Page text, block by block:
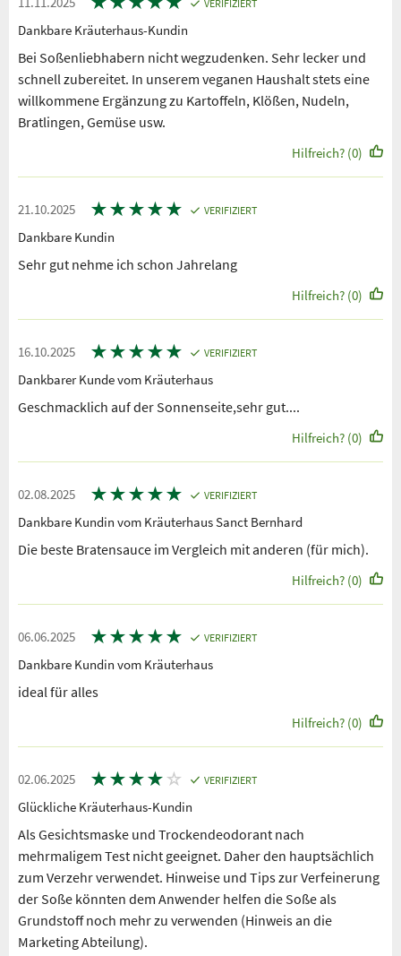
VERIFIZIERT
Dankbare Kräuterhaus-Kundin
Bei Soßenliebhabern nicht wegzudenken. Sehr lecker und
schnell zubereitet. In unserem veganen Haushalt stets eine
willkommene Ergänzung zu Kartoffeln, Klößen, Nudeln,
Bratlingen, Gemüse usw.
Hilfreich? (0)
21.10.2025 ★★★★★ VERIFIZIERT
Dankbare Kundin
Sehr gut nehme ich schon Jahrelang
Hilfreich? (0)
16.10.2025 ★★★★★ VERIFIZIERT
Dankbarer Kunde vom Kräuterhaus
Geschmacklich auf der Sonnenseite,sehr gut....
Hilfreich? (0)
02.08.2025 ★★★★★ VERIFIZIERT
Dankbare Kundin vom Kräuterhaus Sanct Bernhard
Die beste Bratensauce im Vergleich mit anderen (für mich).
Hilfreich? (0)
06.06.2025 ★★★★★ VERIFIZIERT
Dankbare Kundin vom Kräuterhaus
ideal für alles
Hilfreich? (0)
02.06.2025 ★★★★ ☆ VERIFIZIERT
Glückliche Kräuterhaus-Kundin
Als Gesichtsmaske und Trockendeodorant nach
mehrmaligem Test nicht geeignet. Daher den hauptsächlich
zum Verzehr verwendet. Hinweise und Tips zur Verfeinerung
der Soße könnten dem Anwender helfen die Soße als
Grundstoff noch mehr zu verwenden (Hinweis an die
Marketing Abteilung).